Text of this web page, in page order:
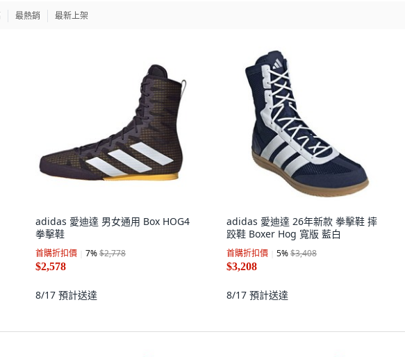
最熱銷 最新上架
adidas 愛迪達 男女通用 Box HOG4
拳擊鞋
首購折扣價 7%$2,778
$2,578
8/17 預計送達
adidas 愛迪達 26年新款 拳擊鞋 摔
跤鞋 Boxer Hog 寬版 藍白
首購折扣價 5%$3,408
$3,208
8/17 預計送達